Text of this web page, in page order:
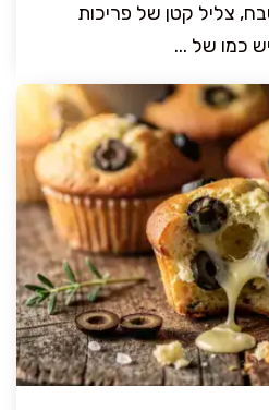
צליל קטן של פריכות
כמו של ...